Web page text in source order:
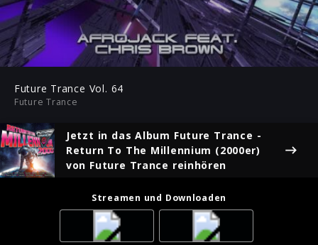
Play
-00:31
Mute
Future Trance Vol. 64
Future Trance
Jetzt in das Album Future Trance -
Return To The Millennium (2000er)
von Future Trance reinhören
Streamen und Downloaden